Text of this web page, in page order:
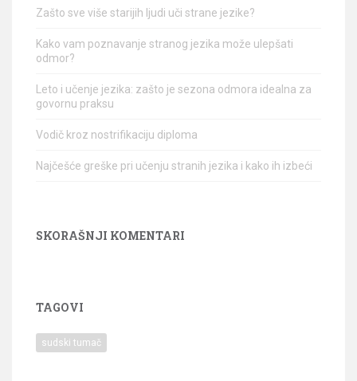
Zašto sve više starijih ljudi uči strane jezike?
Kako vam poznavanje stranog jezika može ulepšati
odmor?
Leto i učenje jezika: zašto je sezona odmora idealna za
govornu praksu
Vodič kroz nostrifikaciju diploma
Najčešće greške pri učenju stranih jezika i kako ih izbeći
SKORAŠNJI KOMENTARI
TAGOVI
sudski tumač